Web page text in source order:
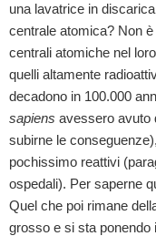
una lavatrice in
centrale atomica? Non
centrali atomiche nel
quelli altamente
decadono in 100.000
sapiens avessero avuto
subirne le
pochissimo reattivi
ospedali). Per saperne
Quel che poi rimane
grosso e si sta ponendo